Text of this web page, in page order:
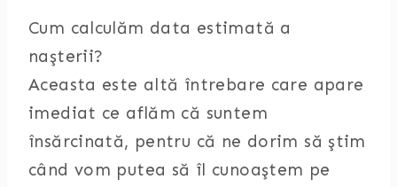
Cum calculăm data estimată a
naşterii?
Aceasta este altă întrebare care apare
imediat ce aflăm că suntem
însărcinată, pentru că ne dorim să ştim
când vom putea să îl cunoaştem pe